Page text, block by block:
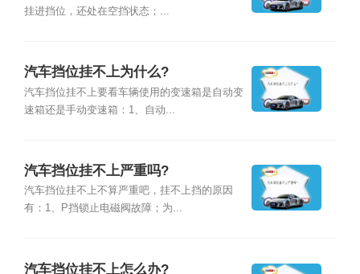
挂进挡位，还处在空挡状态；...
汽车挡位挂不上为什么?
汽车挡位挂不上要看车辆使用的变速箱是自动变
速箱还是手动变速箱：1、自动...
汽车挡位挂不上严重吗?
汽车挡位挂不上不算严重吧，挂不上挡的原因
有：1、P挡锁止电磁阀故障；为...
汽车挡位挂不上怎么办?